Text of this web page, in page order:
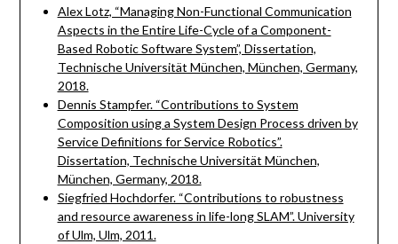
Alex Lotz, “Managing Non-Functional Communication
Aspects in the Entire Life-Cycle of a Component-
Based Robotic Software System”, Dissertation,
Technische Universität München, München, Germany,
2018.
Dennis Stampfer. “Contributions to System
Composition using a System Design Process driven by
Service Definitions for Service Robotics”.
Dissertation, Technische Universität München,
München, Germany, 2018.
Siegfried Hochdorfer. “Contributions to robustness
and resource awareness in life-long SLAM”. University
of Ulm, Ulm, 2011.